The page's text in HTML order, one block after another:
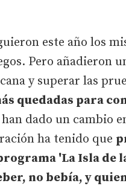
este año los
Pero añadieron
y superar las
quedadas para
dado un cambio
ha tenido que
'La Isla de
no bebía, y